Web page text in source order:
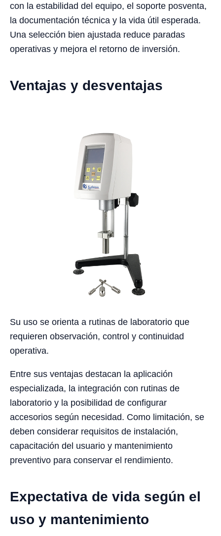
con la estabilidad del equipo, el soporte posventa,
la documentación técnica y la vida útil esperada.
Una selección bien ajustada reduce paradas
operativas y mejora el retorno de inversión.
Ventajas y desventajas
Su uso se orienta a rutinas de laboratorio que
requieren observación, control y continuidad
operativa.
Entre sus ventajas destacan la aplicación
especializada, la integración con rutinas de
laboratorio y la posibilidad de configurar
accesorios según necesidad. Como limitación, se
deben considerar requisitos de instalación,
capacitación del usuario y mantenimiento
preventivo para conservar el rendimiento.
Expectativa de vida según el
uso y mantenimiento